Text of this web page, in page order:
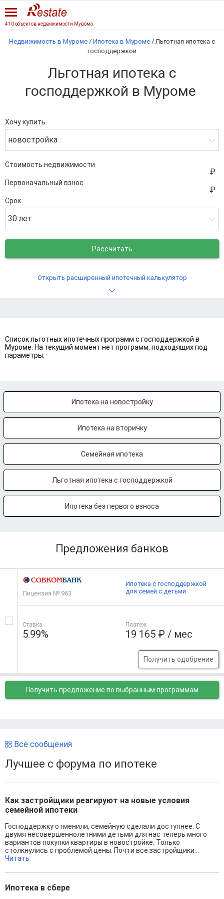
410 объектов недвижимости Мурома
Недвижимость в Муроме / Ипотека в Муроме / Льготная ипотека с
господдержкой
Льготная ипотека с
господдержкой в Муроме
Хочу купить
новостройка
Стоимость недвижимости
Первоначальный взнос
Срок
30 лет
Рассчитать
Открыть расширенный ипотечный калькулятор
Список льготных ипотечных программ с господдержкой в
Муроме. На текущий момент нет программ, подходящих под
параметры.
Ипотека на новостройку
Ипотека на вторичку
Семейная ипотека
Льготная ипотека с господдержкой
Ипотека без первого взноса
Предложения банков
Лицензия № 963
Ставка
5.99%
Платеж
19 165 ₽ / мес
Получить одобрение
Ипотека с господдержкой
для семей с детьми
Получить предложение по выбранным программам
Все сообщения
Лучшее с форума по ипотеке
Как застройщики реагируют на новые условия
семейной ипотеки
Господдержку отменили, семейную сделали доступнее. С
двумя несовершеннолетними детьми для нас теперь много
вариантов покупки квартиры в новостройке. Только
столкнулись с проблемой цены. Почти все застройщики...
Читать
Ипотека в сбере